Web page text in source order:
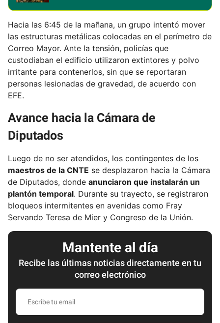
Hacia las 6:45 de la mañana, un grupo intentó mover
las estructuras metálicas colocadas en el perímetro de
Correo Mayor. Ante la tensión, policías que
custodiaban el edificio utilizaron extintores y polvo
irritante para contenerlos, sin que se reportaran
personas lesionadas de gravedad, de acuerdo con
EFE.
Avance hacia la Cámara de
Diputados
Luego de no ser atendidos, los contingentes de los
maestros de la CNTE se desplazaron hacia la Cámara
de Diputados, donde anunciaron que instalarán un
plantón temporal. Durante su trayecto, se registraron
bloqueos intermitentes en avenidas como Fray
Servando Teresa de Mier y Congreso de la Unión.
Mantente al día
Recibe las últimas noticias directamente en tu
correo electrónico
E
c